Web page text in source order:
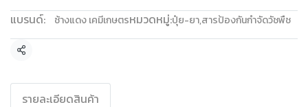
แบรนด์:
ช้างแดง เคมีเกษตรหมวดหมู่:ปุ๋ย-ยา,สารป้องกันกำจัดวัชพืช
แชร์
รายละเอียดสินค้า